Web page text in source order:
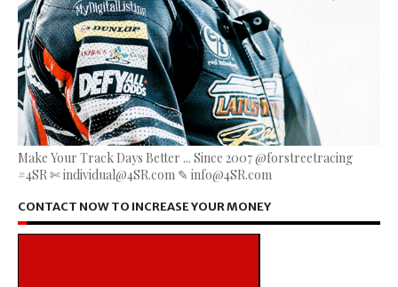
Make Your Track Days Better ... Since 2007 @forstreetracing
#4SR ✄ individual@4SR.com ✎ info@4SR.com
CONTACT NOW TO INCREASE YOUR MONEY